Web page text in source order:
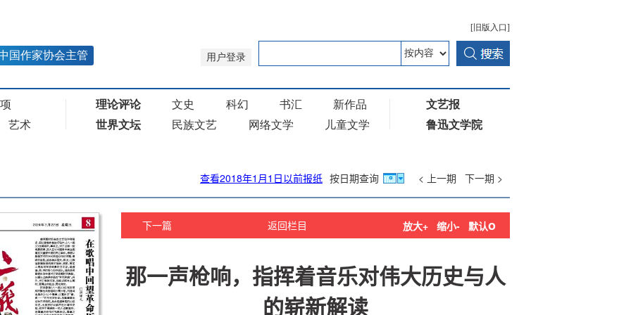
查看2018年1月1日以前报纸 按日期查询 < 上一期 下一期 >
返回栏目
下一篇 放大+ 缩小- 默认o
那一声枪响，指挥着音乐对伟大历史与人
的崭新解读